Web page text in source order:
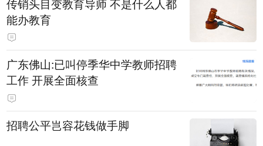
传销头目变教育导师 不是什么人都
能办教育
广东佛山:已叫停季华中学教师招聘
工作 开展全面核查
招聘公平岂容花钱做手脚